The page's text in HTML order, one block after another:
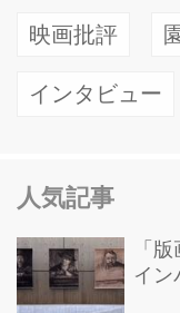
映画批評
インタビュー
人気記事
「
イン